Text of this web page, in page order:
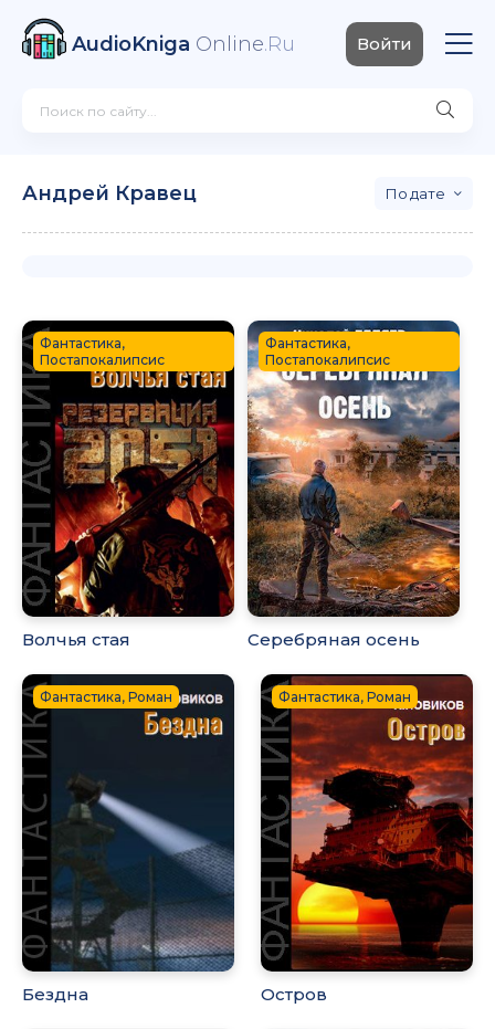
AudioKniga Online.Ru Войти
Андрей Кравец дате
Фантастика,
Постапокалипсис
Волчья стая
Фантастика,
Постапокалипсис
Серебряная осень
Фантастика, Роман
Бездна
Фантастика, Роман
Остров